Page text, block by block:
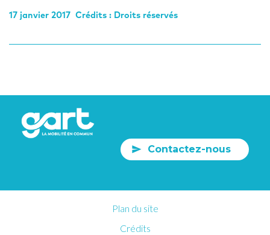
17 janvier 2017 Crédits : Droits réservés
Contactez-nous
Plan du site
Crédits